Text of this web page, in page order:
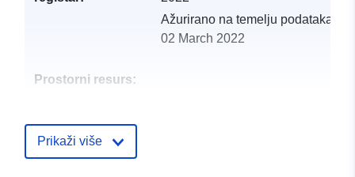
Ažurirano na temelju
02 March 2022
Prostorni resurs:
Prikaži više